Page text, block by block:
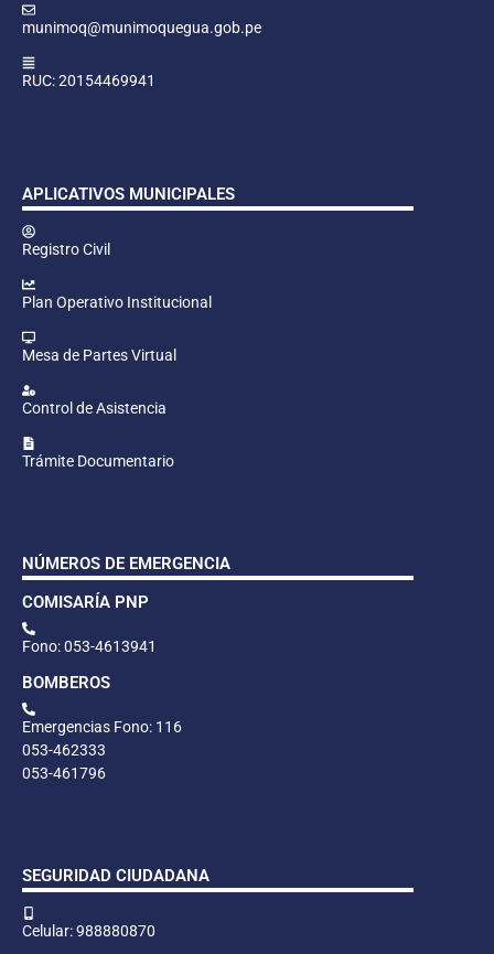
munimoq@munimoquegua.gob.pe
RUC: 20154469941
APLICATIVOS MUNICIPALES
Registro Civil
Plan Operativo Institucional
Mesa de Partes Virtual
Control de Asistencia
Trámite Documentario
NÚMEROS DE EMERGENCIA
COMISARÍA PNP
Fono: 053-4613941
BOMBEROS
Emergencias Fono: 116
053-462333
053-461796
SEGURIDAD CIUDADANA
Celular: 988880870